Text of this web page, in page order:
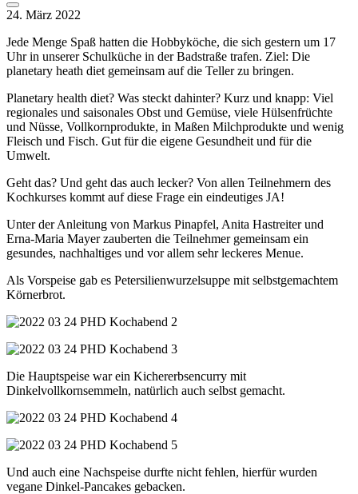
24. März 2022
Jede Menge Spaß hatten die Hobbyköche, die sich gestern um 17
Uhr in unserer Schulküche in der Badstraße trafen. Ziel: Die
planetary heath diet gemeinsam auf die Teller zu bringen.
Planetary health diet? Was steckt dahinter? Kurz und knapp: Viel
regionales und saisonales Obst und Gemüse, viele Hülsenfrüchte
und Nüsse, Vollkornprodukte, in Maßen Milchprodukte und wenig
Fleisch und Fisch. Gut für die eigene Gesundheit und für die
Umwelt.
Geht das? Und geht das auch lecker? Von allen Teilnehmern des
Kochkurses kommt auf diese Frage ein eindeutiges JA!
Unter der Anleitung von Markus Pinapfel, Anita Hastreiter und
Erna-Maria Mayer zauberten die Teilnehmer gemeinsam ein
gesundes, nachhaltiges und vor allem sehr leckeres Menue.
Als Vorspeise gab es Petersilienwurzelsuppe mit selbstgemachtem
Körnerbrot.
Die Hauptspeise war ein Kichererbsencurry mit
Dinkelvollkornsemmeln, natürlich auch selbst gemacht.
Und auch eine Nachspeise durfte nicht fehlen, hierfür wurden
vegane Dinkel-Pancakes gebacken.